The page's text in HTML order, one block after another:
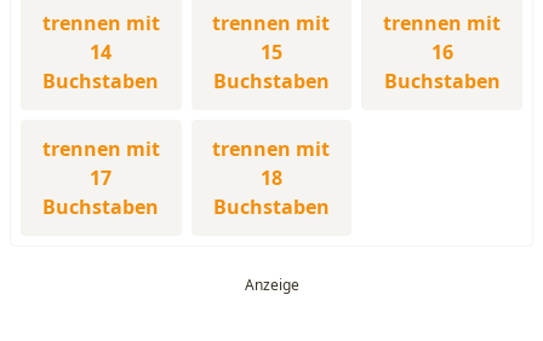
trennen mit
14
Buchstaben
trennen mit
15
Buchstaben
trennen mit
16
Buchstaben
trennen mit
17
Buchstaben
trennen mit
18
Buchstaben